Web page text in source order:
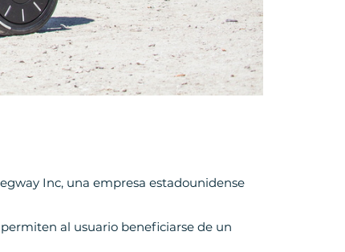
Inc, una empresa estadounidense
al usuario beneficiarse de un